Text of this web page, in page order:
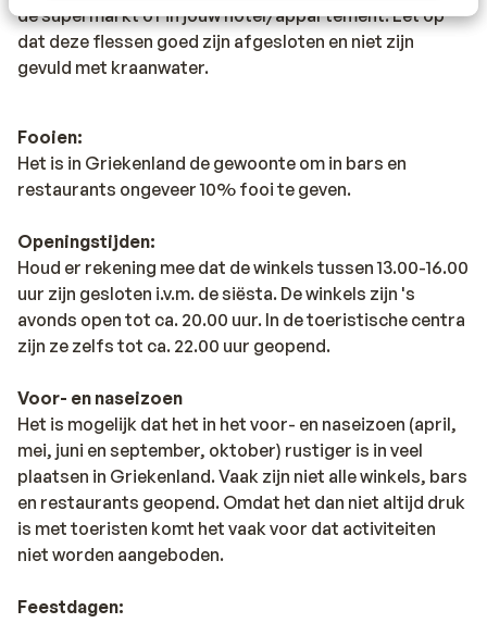
de supermarkt of in jouw hotel/appartement. Let op
dat deze flessen goed zijn afgesloten en niet zijn
gevuld met kraanwater.
Fooien:
Het is in Griekenland de gewoonte om in bars en
restaurants ongeveer 10% fooi te geven.
Openingstijden:
Houd er rekening mee dat de winkels tussen 13.00-16.00
uur zijn gesloten i.v.m. de siësta. De winkels zijn 's
avonds open tot ca. 20.00 uur. In de toeristische centra
zijn ze zelfs tot ca. 22.00 uur geopend.
Voor- en naseizoen
Het is mogelijk dat het in het voor- en naseizoen (april,
mei, juni en september, oktober) rustiger is in veel
plaatsen in Griekenland. Vaak zijn niet alle winkels, bars
en restaurants geopend. Omdat het dan niet altijd druk
is met toeristen komt het vaak voor dat activiteiten
niet worden aangeboden.
Feestdagen: